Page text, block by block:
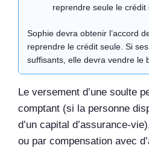
reprendre seule le crédit
Sophie devra obtenir l’accord
reprendre le crédit seule. Si
suffisants, elle devra vendre le
Le versement d’une soulte
comptant (si la personne
d’un capital d’assurance-
ou par compensation avec